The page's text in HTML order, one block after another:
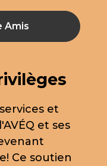
Amis
et
et ses
Ce soutien